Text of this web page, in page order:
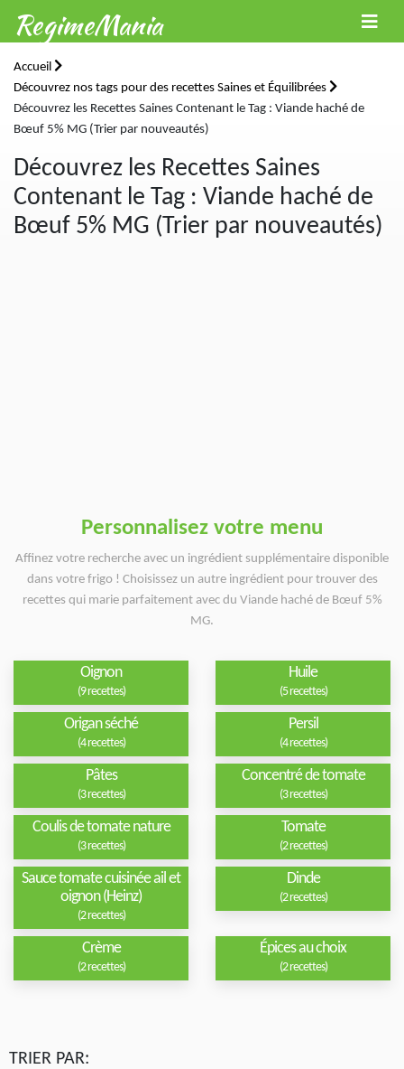
RegimeMania
Accueil
Découvrez nos tags pour des recettes Saines et Équilibrées
Découvrez les Recettes Saines Contenant le Tag : Viande haché de
Bœuf 5% MG (Trier par nouveautés)
Découvrez les Recettes Saines
Contenant le Tag : Viande haché de
Bœuf 5% MG (Trier par nouveautés)
Personnalisez votre menu
Affinez votre recherche avec un ingrédient supplémentaire disponible
dans votre frigo ! Choisissez un autre ingrédient pour trouver des
recettes qui marie parfaitement avec du Viande haché de Bœuf 5%
MG.
Oignon
(9 recettes)
Huile
(5 recettes)
Origan séché
(4 recettes)
Persil
(4 recettes)
Pâtes
(3 recettes)
Concentré de tomate
(3 recettes)
Coulis de tomate nature
(3 recettes)
Tomate
(2 recettes)
Sauce tomate cuisinée ail et
oignon (Heinz)
(2 recettes)
Dinde
(2 recettes)
Crème
(2 recettes)
Épices au choix
(2 recettes)
TRIER PAR: